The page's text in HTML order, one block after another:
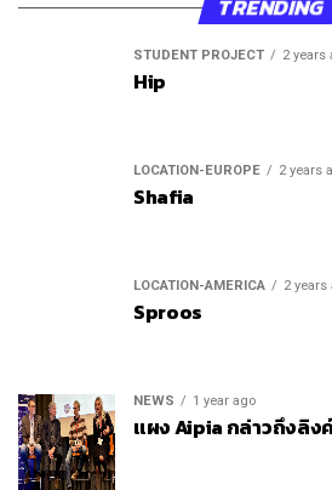
TRENDING
STUDENT PROJECT 2 years
Hip
LOCATION-EUROPE 2 years
Shafia
LOCATION-AMERICA 2 years
Sproos
NEWS 1 year ago
แผง Aipia กล่าวถึงลิง